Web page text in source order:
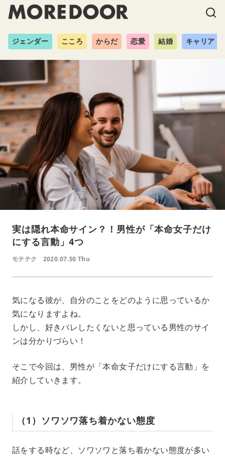
ジェンダー こころ からだ 恋愛 結婚 キャリア
実は隠れ本命サイン？！男性が「本命女子だけ
にする言動」4つ
モテテク 2020.07.30 Thu
気になる彼が、自分のことをどのように思っているか
気になりますよね。
しかし、好きバレしたくないと思っている男性のサイ
ンは分かりづらい！
そこで今回は、男性が「本命女子だけにする言動」を
紹介していきます。
（1）ソワソワ落ち着かない態度
話をする時など、ソワソワと落ち着かない態度が多い